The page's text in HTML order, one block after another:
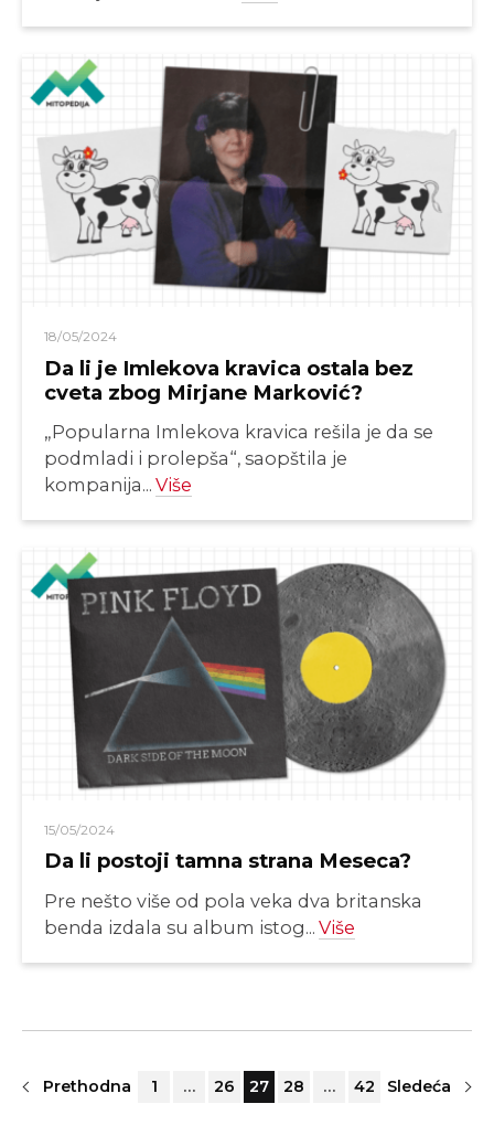
18/05/2024
Da li je Imlekova kravica ostala bez
cveta zbog Mirjane Marković?
„Popularna Imlekova kravica rešila je da se
podmladi i prolepša“, saopštila je
kompanija... Više
15/05/2024
Da li postoji tamna strana Meseca?
Pre nešto više od pola veka dva britanska
benda izdala su album istog... Više
Prethodna 1 … 26 27 28 … 42 Sledeća